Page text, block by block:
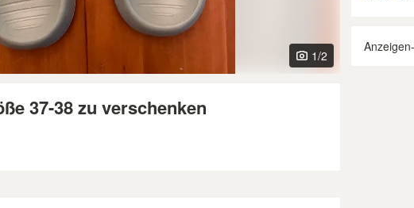
1/2
37-38 zu verschenken